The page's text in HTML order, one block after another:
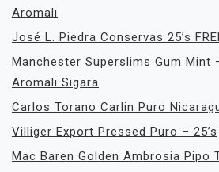
Aromalı
José L. Piedra Conservas 25’s
Manchester Superslims Gum Mint
Aromalı Sigara
Carlos Torano Carlin Puro
Villiger Export Pressed Puro – 25’s
Mac Baren Golden Ambrosia Pipo